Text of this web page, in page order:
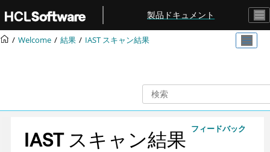
メインコンテンツにジャンプ
製品ドキュメント
Welcome 結果 IAST スキャン結果
フィードバック
IAST スキャン結果